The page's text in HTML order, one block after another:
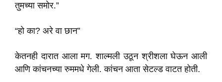
तुमच्या समोर.”
“हो का? अरे वा छान”
केतनही दारात आला मग. शाल्मली उठून श्रीशला घेऊन आली
आणि कांचनच्या रुममधे गेली. कांचन आता सेटल्ड वाटत होती.